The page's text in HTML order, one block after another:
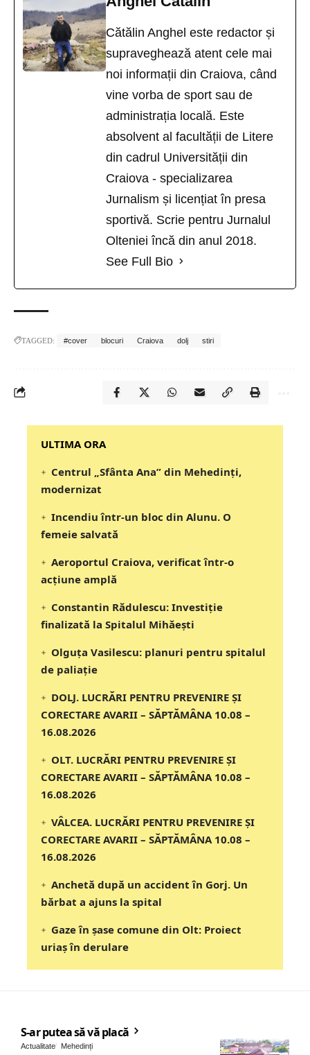
Cătălin Anghel este redactor și
supraveghează atent cele mai
noi informații din Craiova, când
vine vorba de sport sau de
administrația locală. Este
absolvent al facultății de Litere
din cadrul Universității din
Craiova - specializarea
Jurnalism și licențiat în presa
sportivă. Scrie pentru Jurnalul
Olteniei încă din anul 2018.
See Full Bio
TAGGED: #cover blocuri Craiova dolj stiri
‎‎‎‎‎‎‎ULTIMA ORA
Centrul „Sfânta Ana” din Mehedinți,
modernizat
Incendiu într-un bloc din Alunu. O
femeie salvată
Aeroportul Craiova, verificat într-o
acțiune amplă
Constantin Rădulescu: Investiție
finalizată la Spitalul Mihăești
Olguța Vasilescu: planuri pentru spitalul
de paliație
DOLJ. LUCRĂRI PENTRU PREVENIRE ȘI
CORECTARE AVARII – SĂPTĂMÂNA 10.08 –
16.08.2026
OLT. LUCRĂRI PENTRU PREVENIRE ȘI
CORECTARE AVARII – SĂPTĂMÂNA 10.08 –
16.08.2026
VÂLCEA. LUCRĂRI PENTRU PREVENIRE ȘI
CORECTARE AVARII – SĂPTĂMÂNA 10.08 –
16.08.2026
Anchetă după un accident în Gorj. Un
bărbat a ajuns la spital
Gaze în șase comune din Olt: Proiect
uriaș în derulare
S-ar putea să vă placă
Actualitate Mehedinți